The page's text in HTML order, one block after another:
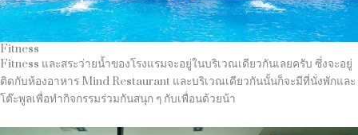
Fitness
Fitness และสระว่ายน้ำของโรงแรมจะอยู่ในบริเวณเดียวกันเลยครับ ซึ่งจะอยู่
ติดกับห้องอาหาร Mind Restaurant และบริเวณเดียวกันนั้นก็จะมีที่นั่งพักและ
โต๊ะพูลเพื่อทำกิจกรรมร่วมกันสนุก ๆ กับเพื่อนด้วยน้า